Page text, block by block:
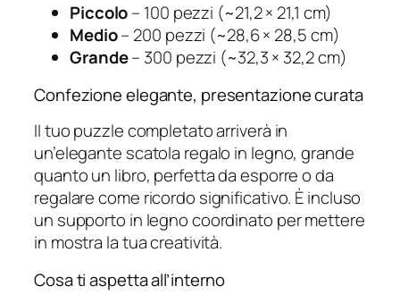
Piccolo– 100 pezzi (~21,2 × 21,1 cm)
Medio– 200 pezzi (~28,6 × 28,5 cm)
Grande– 300 pezzi (~32,3 × 32,2 cm)
Confezione elegante, presentazione curata
Il tuo puzzle completato arriverà in
un’elegante scatola regalo in legno, grande
quanto un libro, perfetta da esporre o da
regalare come ricordo significativo. È incluso
un supporto in legno coordinato per mettere
in mostra la tua creatività.
Cosa ti aspetta all’interno